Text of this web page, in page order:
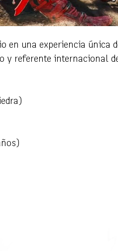
en una experiencia única
y referente internacional